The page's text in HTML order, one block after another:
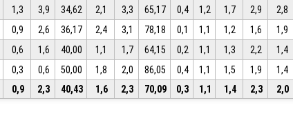
1,3 3,9 34,62 2,1 3,3 65,17 0,4 1,2 1,7 2,9 2,8
0,9 2,6 36,17 2,4 3,1 78,18 0,1 1,1 1,2 1,6 1,9
0,6 1,6 40,00 1,1 1,7 64,15 0,2 1,1 1,3 2,2 1,4
0,3 0,6 50,00 1,8 2,0 86,05 0,4 1,1 1,5 1,9 1,4
0,9 2,3 40,43 1,6 2,3 70,09 0,3 1,1 1,4 2,3 2,0